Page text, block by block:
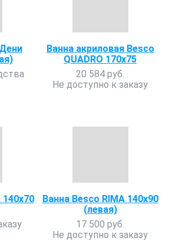
Ванна акриловая Besco
QUADRO 170х75
20 584 руб.
Не доступно к заказу
140x70
Ванна Besco RIMA 140х90
(левая)
17 500 руб.
Не доступно к заказу